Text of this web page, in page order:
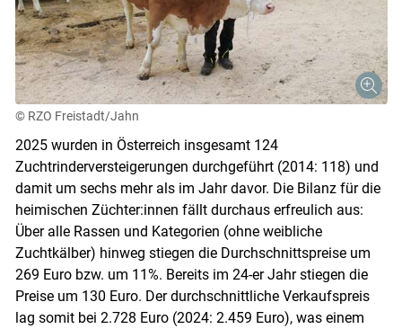
© RZO Freistadt/Jahn
2025 wurden in Österreich insgesamt 124
Zuchtrinderversteigerungen durchgeführt (2014: 118) und
damit um sechs mehr als im Jahr davor. Die Bilanz für die
heimischen Züchter:innen fällt durchaus erfreulich aus:
Über alle Rassen und Kategorien (ohne weibliche
Zuchtkälber) hinweg stiegen die Durchschnittspreise um
269 Euro bzw. um 11%. Bereits im 24-er Jahr stiegen die
Preise um 130 Euro. Der durchschnittliche Verkaufspreis
lag somit bei 2.728 Euro (2024: 2.459 Euro), was einem